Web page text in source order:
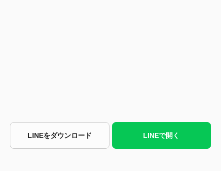
LINEをダウンロード LINEで開く